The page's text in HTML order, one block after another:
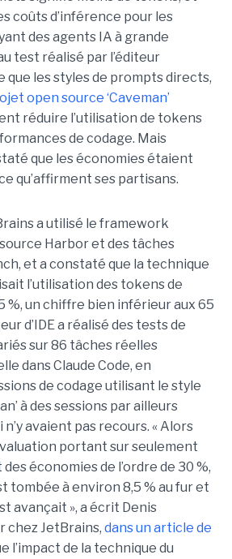
coûts d’inférence pour les
des agents IA à grande
test réalisé par l’éditeur
que les styles de prompts directs,
open source ‘Caveman’
réduire l’utilisation de tokens
de codage. Mais
que les économies étaient
qu’affirment ses partisans.
a utilisé le framework
Harbor et des tâches
et a constaté que la technique
l’utilisation des tokens de
%, un chiffre bien inférieur aux 65
d’IDE a réalisé des tests de
sur 86 tâches réelles
dans Claude Code, en
de codage utilisant le style
à des sessions par ailleurs
avaient pas recours. « Alors
portant sur seulement
économies de l’ordre de 30 %,
tombée à environ 8,5 % au fur et
avançait », a écrit Denis
chez JetBrains, dans un article de
l’impact de la technique du